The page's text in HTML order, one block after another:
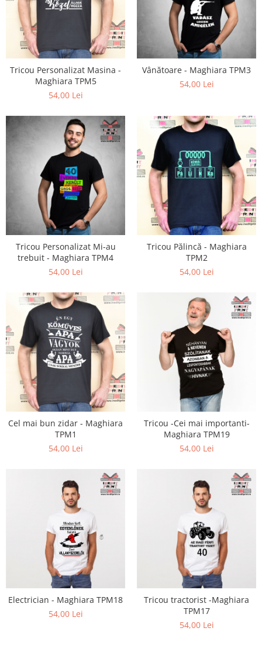
Tricou Personalizat Masina -
Maghiara TPM5
54,00 Lei
Vânătoare - Maghiara TPM3
54,00 Lei
Tricou Personalizat Mi-au
trebuit - Maghiara TPM4
54,00 Lei
Tricou Pălincă - Maghiara
TPM2
54,00 Lei
Cel mai bun zidar - Maghiara
TPM1
54,00 Lei
Tricou -Cei mai importanti-
Maghiara TPM19
54,00 Lei
Electrician - Maghiara TPM18
54,00 Lei
Tricou tractorist -Maghiara
TPM17
54,00 Lei